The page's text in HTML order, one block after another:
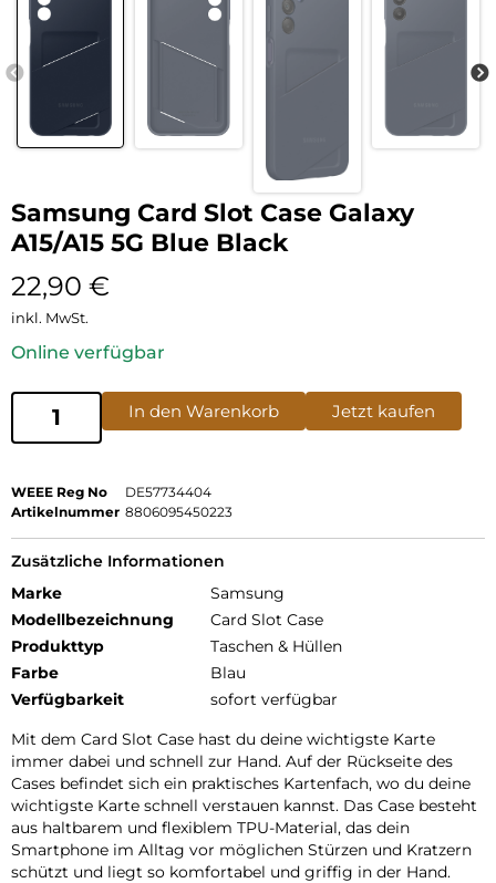
Samsung Card Slot Case Galaxy
A15/A15 5G Blue Black
22,90 €
inkl. MwSt.
Online verfügbar
In den Warenkorb Jetzt kaufen
WEEE Reg No
DE57734404
Artikelnummer 8806095450223
Zusätzliche Informationen
Marke
Samsung
Modellbezeichnung
Card Slot Case
Produkttyp
Taschen & Hüllen
Farbe
Blau
Verfügbarkeit
sofort verfügbar
Mit dem Card Slot Case hast du deine wichtigste Karte
immer dabei und schnell zur Hand. Auf der Rückseite des
Cases befindet sich ein praktisches Kartenfach, wo du deine
wichtigste Karte schnell verstauen kannst. Das Case besteht
aus haltbarem und flexiblem TPU-Material, das dein
Smartphone im Alltag vor möglichen Stürzen und Kratzern
schützt und liegt so komfortabel und griffig in der Hand.